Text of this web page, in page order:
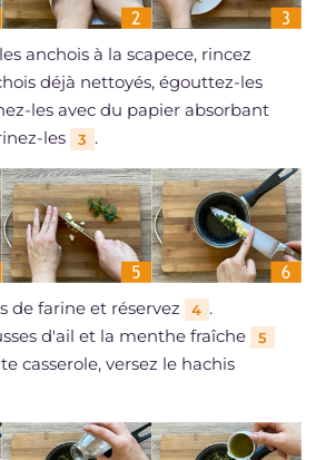
anchois à la scapece, rincez
déjà nettoyés, égouttez-les
les avec du papier absorbant
les 3 .
de farine et réservez 4 .
d'ail et la menthe fraîche
5
casserole, versez le hachis